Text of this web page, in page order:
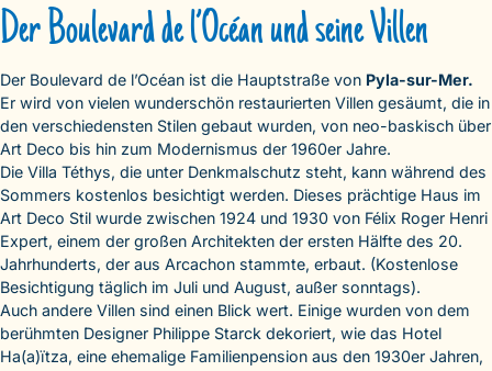
Der Boulevard de l’Océan und seine Villen
Der Boulevard de l’Océan ist die Hauptstraße von Pyla-sur-Mer.
Er wird von vielen wunderschön restaurierten Villen gesäumt, die in
den verschiedensten Stilen gebaut wurden, von neo-baskisch über
Art Deco bis hin zum Modernismus der 1960er Jahre.
Die Villa Téthys, die unter Denkmalschutz steht, kann während des
Sommers kostenlos besichtigt werden. Dieses prächtige Haus im
Art Deco Stil wurde zwischen 1924 und 1930 von Félix Roger Henri
Expert, einem der großen Architekten der ersten Hälfte des 20.
Jahrhunderts, der aus Arcachon stammte, erbaut. (Kostenlose
Besichtigung täglich im Juli und August, außer sonntags).
Auch andere Villen sind einen Blick wert. Einige wurden von dem
berühmten Designer Philippe Starck dekoriert, wie das Hotel
Ha(a)ïtza, eine ehemalige Familienpension aus den 1930er Jahren,